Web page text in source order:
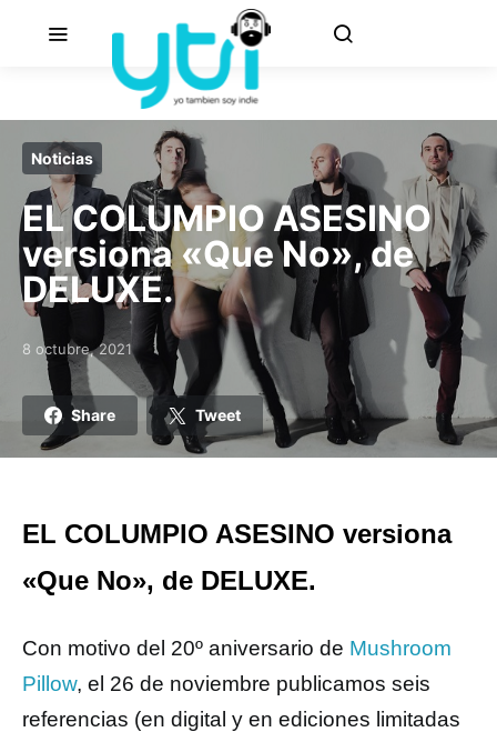
Noticias
EL COLUMPIO ASESINO
versiona «Que No», de
DELUXE.
Posted on
8 octubre, 2021
Share Tweet
EL COLUMPIO ASESINO versiona
«Que No», de DELUXE.
Con motivo del 20º aniversario de Mushroom
Pillow, el 26 de noviembre publicamos seis
referencias (en digital y en ediciones limitadas